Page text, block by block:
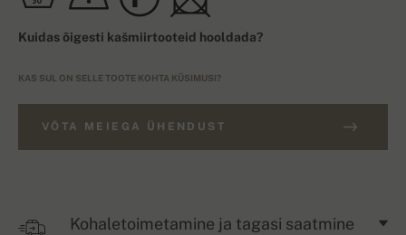
Kuidas õigesti kašmiirtooteid hooldada?
KAS SUL ON SELLE TOOTE KOHTA KÜSIMUSI?
VÕTA MEIEGA ÜHENDUST
Kohaletoimetamine ja tagasi saatmine